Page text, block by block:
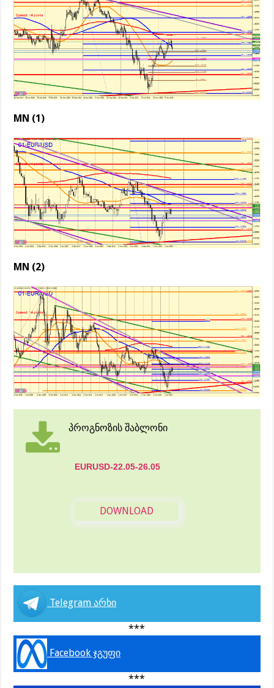
MN (1)
MN (2)
პროგნოზის შაბლონი
EURUSD-22.05-26.05
DOWNLOAD
Telegram არხი
***
Facebook ჯგუფი
***